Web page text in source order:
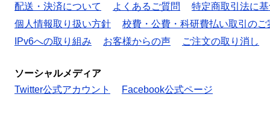
配送・決済について
よくあるご質問
特定商取引法に
個人情報取り扱い方針
校費・公費・科研費払い取引のご
IPv6への取り組み
お客様からの声 ご注文の取り消し
ソーシャルメディア
Twitter公式アカウント
Facebook公式ページ